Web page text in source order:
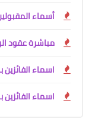
أسماء
مباشرة عقود
اسماء
اسماء